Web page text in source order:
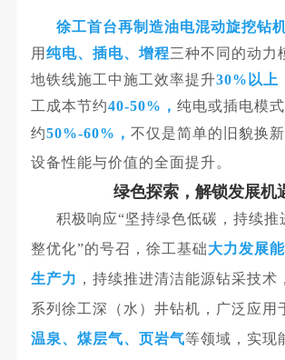
徐工首台再制造油电混动旋挖钻
用 纯电、插电、增程三种不同的动力
地铁线施工中施工效率提升30% 以上
工成本节约40-50%， 纯电或插电模
约50%-60%， 不仅是简单的旧貌换
设备性能与价值的全面提升。
绿色探索，解锁发展机
积极响应“坚持绿色低碳，持续推
整优化”的号召，徐工基础大力发展
生产力 ，持续推进清洁能源钻采技术
系列徐工深（水）井钻机，广泛应用
温泉、煤层气、页岩气等领域，实现